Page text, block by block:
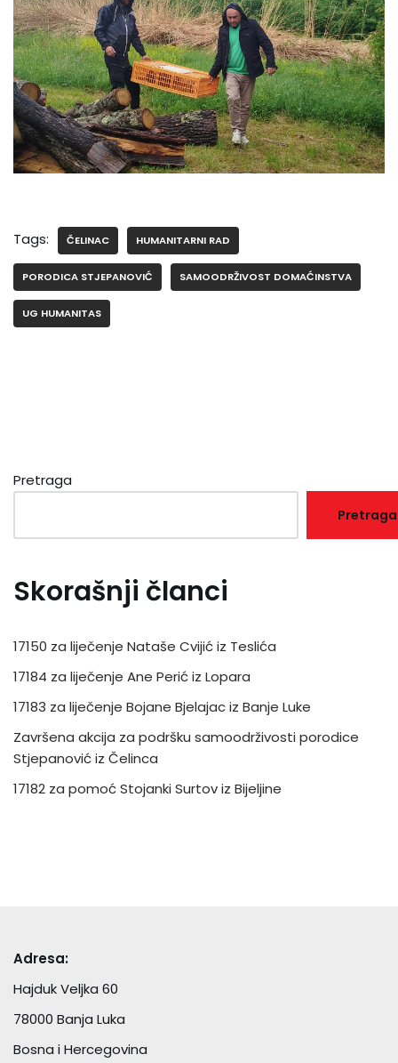
Tags: ČELINAC HUMANITARNI RAD
PORODICA STJEPANOVIĆ SAMOODRŽIVOST DOMAĆINSTVA
UG HUMANITAS
Pretraga
Pretraga
Skorašnji članci
17150 za liječenje Nataše Cvijić iz Teslića
17184 za liječenje Ane Perić iz Lopara
17183 za liječenje Bojane Bjelajac iz Banje Luke
Završena akcija za podršku samoodrživosti porodice
Stjepanović iz Čelinca
17182 za pomoć Stojanki Surtov iz Bijeljine
Adresa:
Hajduk Veljka 60
78000 Banja Luka
Bosna i Hercegovina